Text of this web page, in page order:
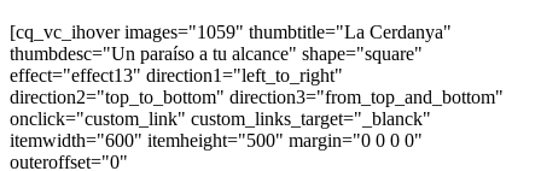
[cq_vc_ihover images="1059" thumbtitle="La Cerdanya"
thumbdesc="Un paraíso a tu alcance" shape="square"
effect="effect13" direction1="left_to_right"
direction2="top_to_bottom" direction3="from_top_and_bottom"
onclick="custom_link" custom_links_target="_blanck"
itemwidth="600" itemheight="500" margin="0 0 0 0"
outeroffset="0"